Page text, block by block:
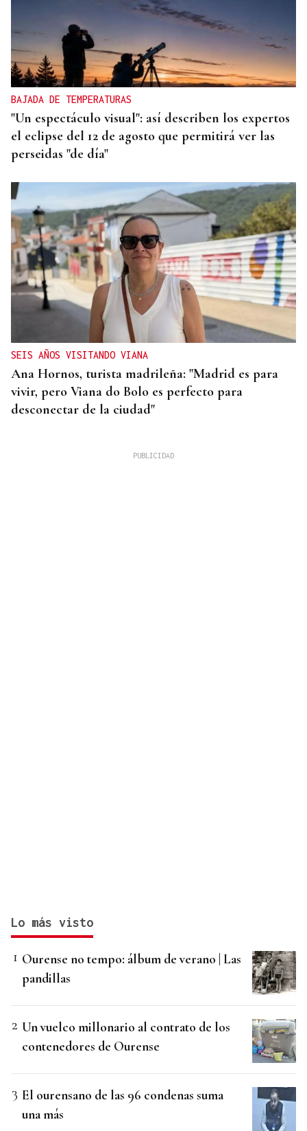
BAJADA DE TEMPERATURAS
"Un espectáculo visual": así describen los expertos
el eclipse del 12 de agosto que permitirá ver las
perseidas "de día"
SEIS AÑOS VISITANDO VIANA
Ana Hornos, turista madrileña: "Madrid es para
vivir, pero Viana do Bolo es perfecto para
desconectar de la ciudad"
Lo más visto
Ourense no tempo: álbum de verano | Las
pandillas
Un vuelco millonario al contrato de los
contenedores de Ourense
El ourensano de las 96 condenas suma
una más